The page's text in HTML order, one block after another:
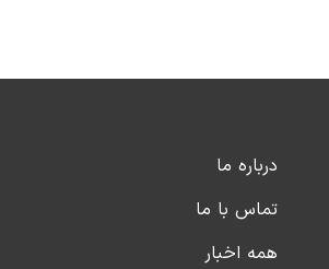
درباره ما
تماس با ما
همه اخبار